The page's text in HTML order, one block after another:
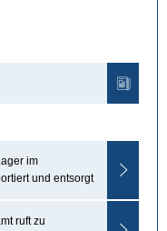
im
und entsorgt
ruft zu